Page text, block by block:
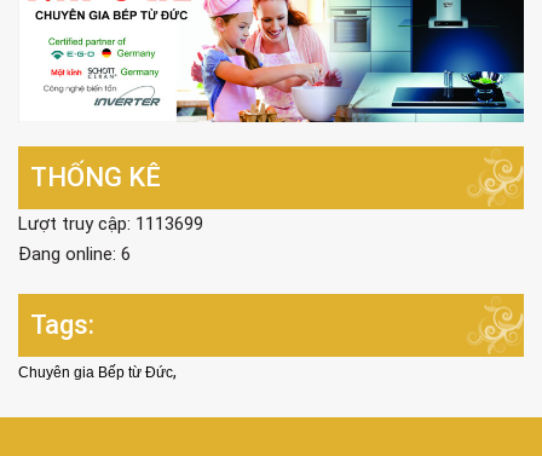
THỐNG KÊ
Lượt truy cập: 1113699
Đang online: 6
Tags:
Chuyên gia Bếp từ Đức,